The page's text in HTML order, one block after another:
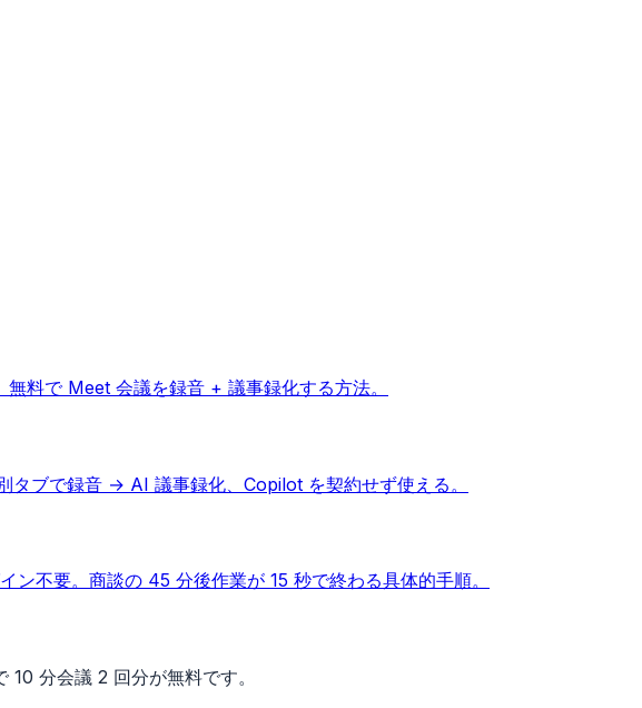
料で Meet 会議を録音 + 議事録化する方法。
ブで録音 → AI 議事録化、Copilot を契約せず使える。
不要。商談の 45 分後作業が 15 秒で終わる具体的手順。
分会議 2 回分が無料です。